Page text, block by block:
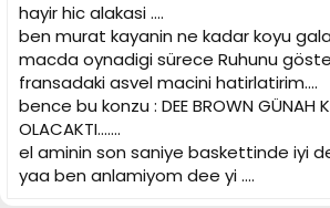
hayir hic alakasi ....
ben murat kayanin ne kadar koyu
macda oynadigi sürece Ruhunu
fransadaki asvel macini hatirlatirim....
bence bu konzu : DEE BROWN GÜNAH
OLACAKTI.......
el aminin son saniye baskettinde iyi
yaa ben anlamiyom dee yi ....